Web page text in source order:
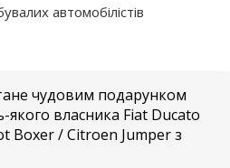
автомобілістів
чудовим подарунком
якого власника Fiat Ducato
Boxer / Citroen Jumper з